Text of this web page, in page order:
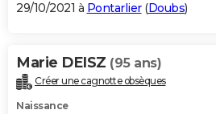
29/10/2021 à Pontarlier(Doubs)
Marie DEISZ (95 ans)
Créer une cagnotte obsèques
Naissance